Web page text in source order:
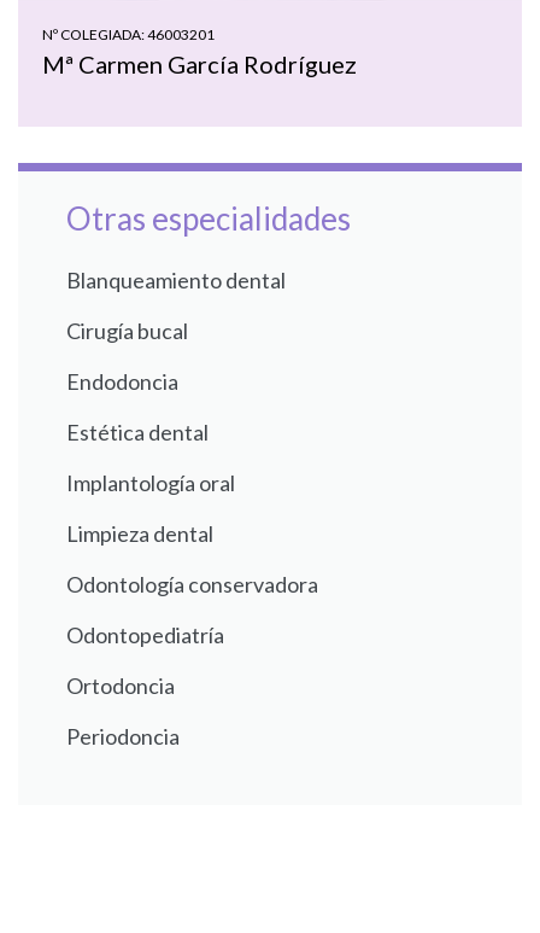
Nº COLEGIADA: 46003201
Mª Carmen García Rodríguez
Otras especialidades
Blanqueamiento dental
Cirugía bucal
Endodoncia
Estética dental
Implantología oral
Limpieza dental
Odontología conservadora
Odontopediatría
Ortodoncia
Periodoncia